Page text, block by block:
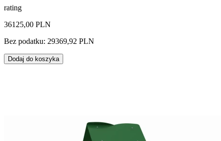
rating
36125,00 PLN
Bez podatku: 29369,92 PLN
Dodaj do koszyka